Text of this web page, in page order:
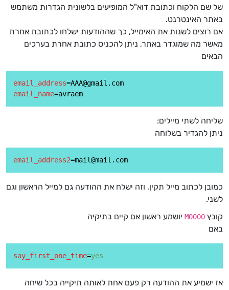
של שם הלקוח וכתובת דוא"ל המופיעים בלשונית הגדרות משתמש
באתר האינטרנט.
אם רוצים לשנות את האימייל, כך שההודעות ישלחו לכתובת אחרת
מאשר מה שמוגדר באתר, ניתן להכניס כתובת אחרת בערכים
הבאים
email_address
email_name
שליחה לשתי מיילים:
ניתן להגדיר בשלוחה
email_address2
כמובן לכתוב מייל תקין, וזה ישלח את ההודעה גם למייל הראשון וגם
לשני.
קובץ M0000 יושמע ראשון אם קיים בתיקיה
באם
say_first_one_time=yes
אז ישמיע את ההודעה רק פעם אחת לאותה תיקייה בכל שיחה